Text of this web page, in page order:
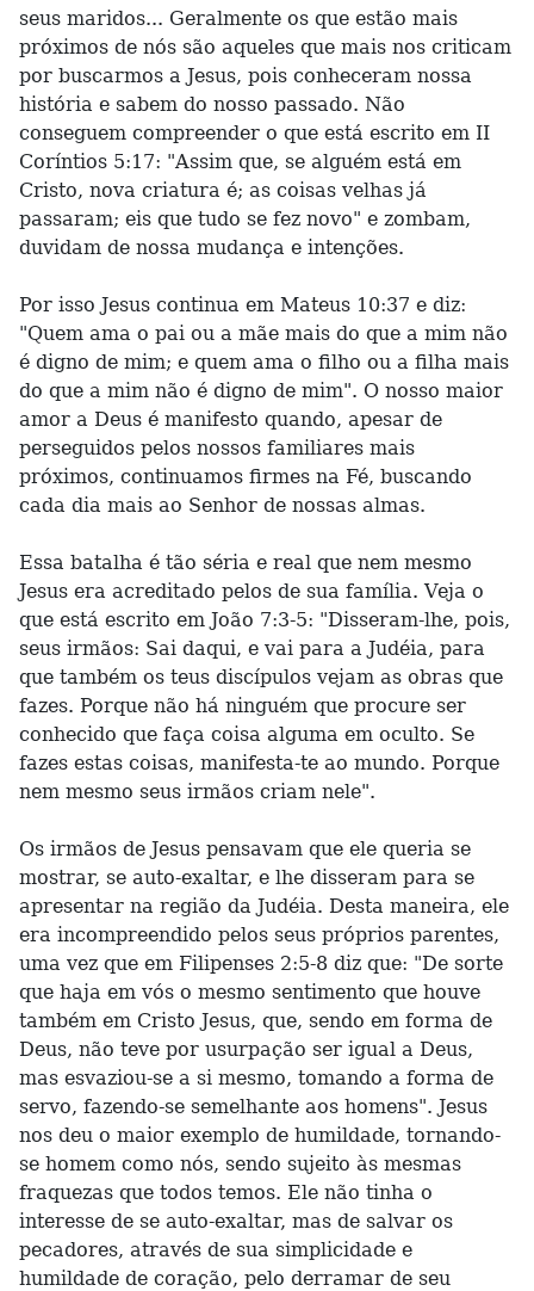
seus maridos... Geralmente os que estão mais
próximos de nós são aqueles que mais nos criticam
por buscarmos a Jesus, pois conheceram nossa
história e sabem do nosso passado. Não
conseguem compreender o que está escrito em II
Coríntios 5:17: "Assim que, se alguém está em
Cristo, nova criatura é; as coisas velhas já
passaram; eis que tudo se fez novo" e zombam,
duvidam de nossa mudança e intenções.
Por isso Jesus continua em Mateus 10:37 e diz:
"Quem ama o pai ou a mãe mais do que a mim não
é digno de mim; e quem ama o filho ou a filha mais
do que a mim não é digno de mim". O nosso maior
amor a Deus é manifesto quando, apesar de
perseguidos pelos nossos familiares mais
próximos, continuamos firmes na Fé, buscando
cada dia mais ao Senhor de nossas almas.
Essa batalha é tão séria e real que nem mesmo
Jesus era acreditado pelos de sua família. Veja o
que está escrito em João 7:3-5: "Disseram-lhe, pois,
seus irmãos: Sai daqui, e vai para a Judéia, para
que também os teus discípulos vejam as obras que
fazes. Porque não há ninguém que procure ser
conhecido que faça coisa alguma em oculto. Se
fazes estas coisas, manifesta-te ao mundo. Porque
nem mesmo seus irmãos criam nele".
Os irmãos de Jesus pensavam que ele queria se
mostrar, se auto-exaltar, e lhe disseram para se
apresentar na região da Judéia. Desta maneira, ele
era incompreendido pelos seus próprios parentes,
uma vez que em Filipenses 2:5-8 diz que: "De sorte
que haja em vós o mesmo sentimento que houve
também em Cristo Jesus, que, sendo em forma de
Deus, não teve por usurpação ser igual a Deus,
mas esvaziou-se a si mesmo, tomando a forma de
servo, fazendo-se semelhante aos homens". Jesus
nos deu o maior exemplo de humildade, tornando-
se homem como nós, sendo sujeito às mesmas
fraquezas que todos temos. Ele não tinha o
interesse de se auto-exaltar, mas de salvar os
pecadores, através de sua simplicidade e
humildade de coração, pelo derramar de seu